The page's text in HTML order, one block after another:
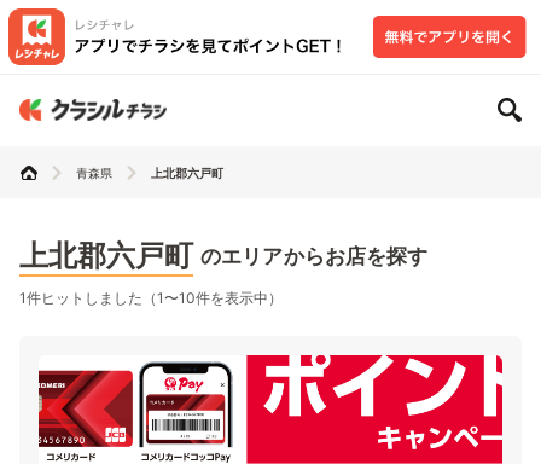
青森県 上北郡六戸町
上北郡六戸町 のエリアからお店を探す
1件ヒットしました（1〜10件を表示中）